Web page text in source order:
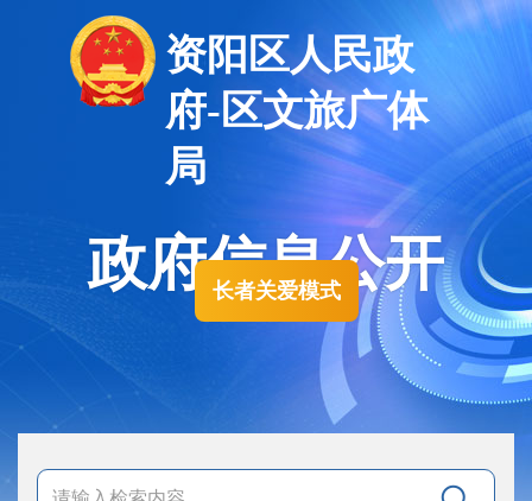
资阳区人民政
府-区文旅广体
局
政府信息公开
长者关爱模式